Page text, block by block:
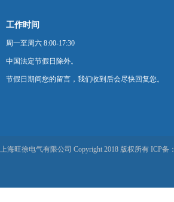
工作时间
周一至周六 8:00-17:30
中国法定节假日除外。
节假日期间您的留言，我们收到后会尽快回复您。
上海旺徐电气有限公司 Copyright 2018 版权所有 ICP备：